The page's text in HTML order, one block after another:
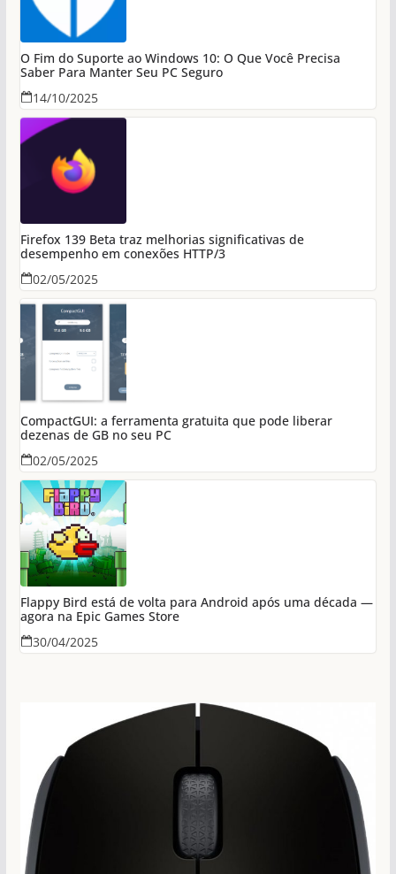
O Fim do Suporte ao Windows 10: O Que Você Precisa
Saber Para Manter Seu PC Seguro
14/10/2025
Firefox 139 Beta traz melhorias significativas de
desempenho em conexões HTTP/3
02/05/2025
CompactGUI: a ferramenta gratuita que pode liberar
dezenas de GB no seu PC
02/05/2025
Flappy Bird está de volta para Android após uma década —
agora na Epic Games Store
30/04/2025